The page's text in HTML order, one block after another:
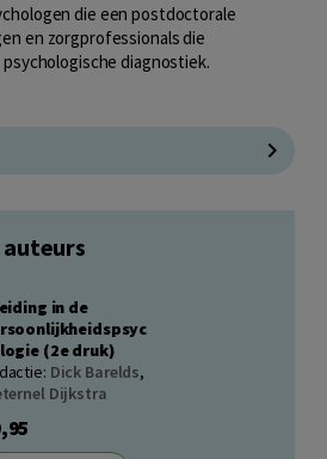
die een postdoctorale
en zorgprofessionals die
diagnostiek.
auteurs
in de
(2e druk)
Dick Barelds,
Dijkstra